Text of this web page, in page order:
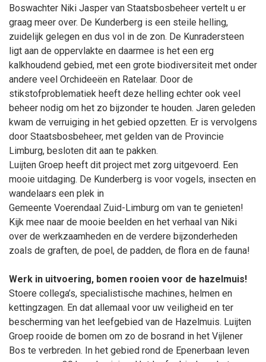
Boswachter Niki Jasper van Staatsbosbeheer vertelt u er
graag meer over. De Kunderberg is een steile helling,
zuidelijk gelegen en dus vol in de zon. De Kunradersteen
ligt aan de oppervlakte en daarmee is het een erg
kalkhoudend gebied, met een grote biodiversiteit met onder
andere veel Orchideeën en Ratelaar. Door de
stikstofproblematiek heeft deze helling echter ook veel
beheer nodig om het zo bijzonder te houden. Jaren geleden
kwam de verruiging in het gebied opzetten. Er is vervolgens
door Staatsbosbeheer, met gelden van de Provincie
Limburg, besloten dit aan te pakken.
Luijten Groep heeft dit project met zorg uitgevoerd. Een
mooie uitdaging. De Kunderberg is voor vogels, insecten en
wandelaars een plek in
Gemeente Voerendaal Zuid-Limburg om van te genieten!
Kijk mee naar de mooie beelden en het verhaal van Niki
over de werkzaamheden en de verdere bijzonderheden
zoals de graften, de poel, de padden, de flora en de fauna!
Werk in uitvoering, bomen rooien voor de hazelmuis!
Stoere collega’s, specialistische machines, helmen en
kettingzagen. En dat allemaal voor uw veiligheid en ter
bescherming van het leefgebied van de Hazelmuis. Luijten
Groep rooide de bomen om zo de bosrand in het Vijlener
Bos te verbreden. In het gebied rond de Epenerbaan leven